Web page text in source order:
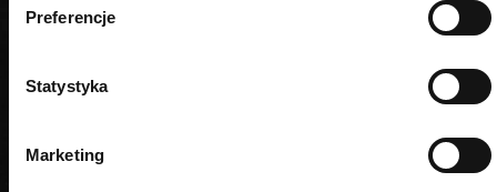
Preferencje
Statystyka
Marketing